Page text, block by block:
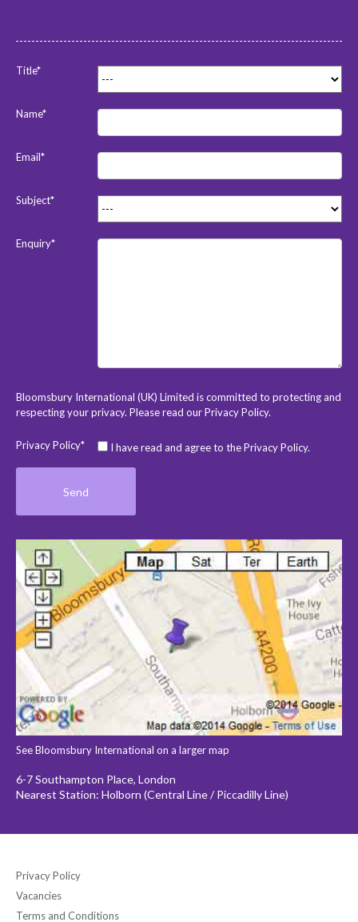
Title*
Name*
Email*
Subject*
Enquiry*
Bloomsbury International (UK) Limited is committed to protecting and
respecting your privacy. Please read ourPrivacy Policy.
Privacy Policy* I have read and agree to the Privacy Policy.
See Bloomsbury International on a larger map
6-7 Southampton Place, London
Nearest Station: Holborn (Central Line / Piccadilly Line)
Privacy Policy
Vacancies
Terms and Conditions